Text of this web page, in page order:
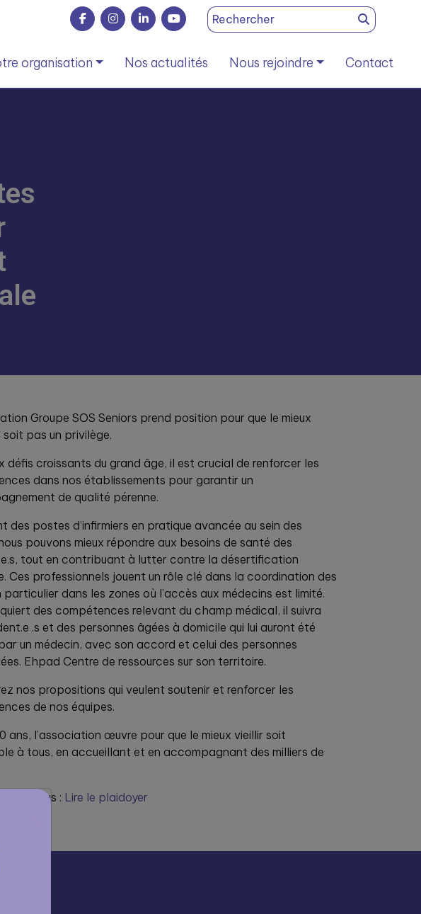
Search
for:
organisation Nos actualités Nous rejoindre Contact
Groupe SOS Seniors prend position pour que le mieux
soit pas un privilège.
défis croissants du grand âge, il est crucial de renforcer les
dans nos établissements pour garantir un
de qualité pérenne.
des postes d’infirmiers en pratique avancée au sein des
pouvons mieux répondre aux besoins de santé des
tout en contribuant à lutter contre la désertification
Ces professionnels jouent un rôle clé dans la coordination des
particulier dans les zones où l’accès aux médecins est limité.
des compétences relevant du champ médical, il suivra
.s et des personnes âgées à domicile qui lui auront été
un médecin, avec son accord et celui des personnes
Ehpad Centre de ressources sur son territoire.
nos propositions qui veulent soutenir et renforcer les
de nos équipes.
ans, l’association œuvre pour que le mieux vieillir soit
à tous, en accueillant et en accompagnant des milliers de
savoir plus : Lire le plaidoyer